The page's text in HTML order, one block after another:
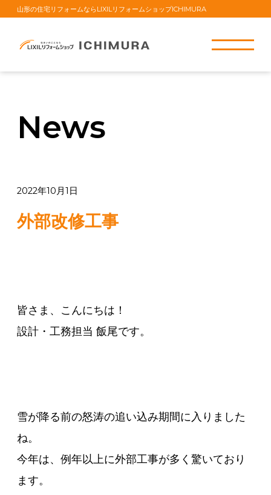
山形の住宅リフォームならLIXILリフォームショップICHIMURA
News
2022年10月1日
外部改修工事
皆さま、こんにちは！
設計・工務担当 飯尾です。
雪が降る前の怒涛の追い込み期間に入りました
ね。
今年は、例年以上に外部工事が多く驚いており
ます。